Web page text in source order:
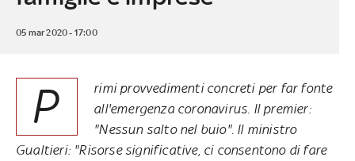
05 mar 2020 - 17:00
P
rimi provvedimenti concreti per far fonte
all'emergenza coronavirus. Il premier:
"Nessun salto nel buio". Il ministro
Gualtieri: "Risorse significative, ci consentono di fare